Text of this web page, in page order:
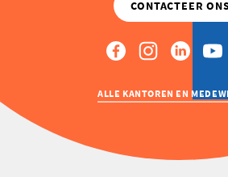
ALLE KANTOREN EN